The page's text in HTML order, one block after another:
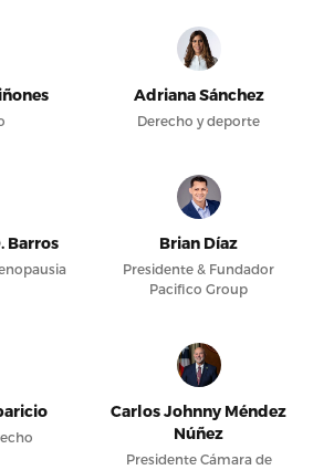
Adriana Sánchez
Derecho y deporte
Barros Brian Díaz
Presidente & Fundador
Pacifico Group
Carlos Johnny Méndez
Núñez
Presidente Cámara de